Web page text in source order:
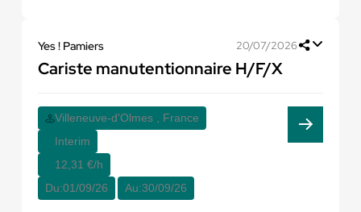
Yes ! Pamiers 20/07/2026
Cariste manutentionnaire H/F/X
Villeneuve-d'Olmes , France
Interim
12,31 €/h
Du:01/09/26 Au:30/09/26